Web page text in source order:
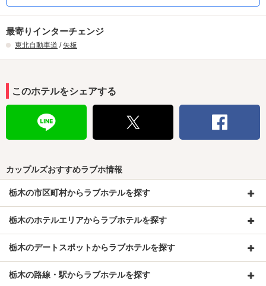
最寄りインターチェンジ
東北自動車道 /矢板
このホテルをシェアする
カップルズおすすめラブホ情報
栃木の市区町村からラブホテルを探す
栃木のホテルエリアからラブホテルを探す
栃木のデートスポットからラブホテルを探す
栃木の路線・駅からラブホテルを探す